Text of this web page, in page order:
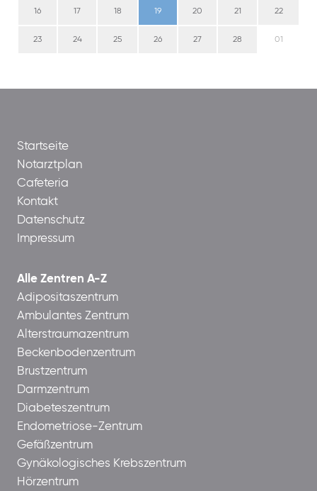
16 17 18 19 20 21 22
23 24 25 26 27 28 01
Startseite
Notarztplan
Cafeteria
Kontakt
Datenschutz
Impressum
Alle Zentren A-Z
Adipositaszentrum
Ambulantes Zentrum
Alterstraumazentrum
Beckenbodenzentrum
Brustzentrum
Darmzentrum
Diabeteszentrum
Endometriose-Zentrum
Gefäßzentrum
Gynäkologisches Krebszentrum
Hörzentrum